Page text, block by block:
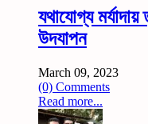
যথাযোগ্য
উদযাপন
March 09, 2023
(0) Comments
Read more...